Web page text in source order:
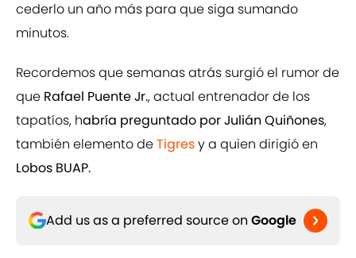
cederlo un año más para que siga sumando
minutos.
Recordemos que semanas atrás surgió el rumor de
que Rafael Puente Jr., actual entrenador de los
tapatíos, habría preguntado por Julián Quiñones,
también elemento deTigresy a quien dirigió en
Lobos BUAP.
Add us as a preferred source on Google